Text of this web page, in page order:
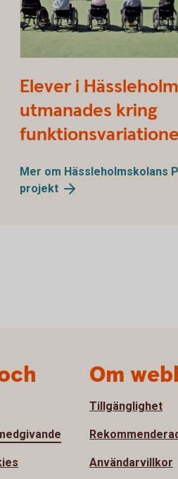
Elever i Hässleholm
utmanades kring
Mer om Hässleholmskolans
projekt
Om
Tillgänglighet
Användarvillkor